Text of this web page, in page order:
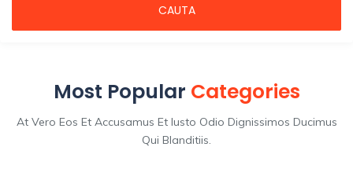
CAUTA
Most Popular Categories
At Vero Eos Et Accusamus Et Iusto Odio Dignissimos Ducimus
Qui Blanditiis.